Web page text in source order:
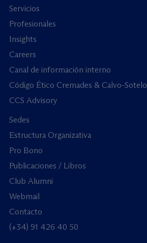
Servicios
Profesionales
Insights
Careers
Canal de información interno
Código Ético Cremades & Calvo-Sotelo
CCS Advisory
Sedes
Estructura Organizativa
Pro Bono
Publicaciones / Libros
Club Alumni
Webmail
Contacto
(+34) 91 426 40 50